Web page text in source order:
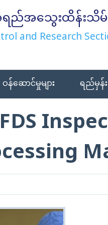
အရည်အသွေးထိန်းသိ
and Research
ဝန်ဆောင်မှုများ ရည်မှန်